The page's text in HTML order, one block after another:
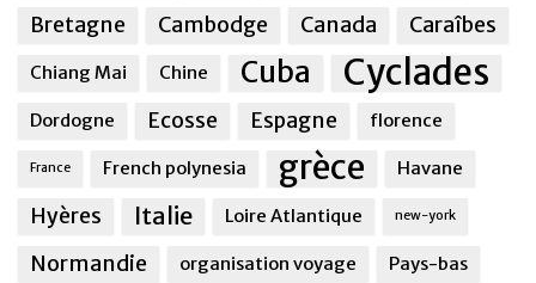
Bretagne Cambodge Canada Caraîbes
Chiang Mai Chine Cuba Cyclades
Dordogne Ecosse Espagne florence
France French polynesia grèce Havane
Hyères Italie Loire Atlantique new-york
Normandie organisation voyage Pays-bas